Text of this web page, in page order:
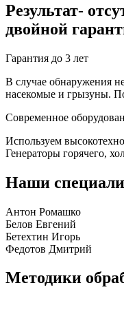
Результат-
двойной
Гарантия до 3 лет
В случае обнаружения
насекомые и грызуны.
Современное
Используем
Генераторы горячего,
Наши
Антон Ромашко
Белов Евгений
Бетехтин Игорь
Федотов Дмитрий
Методики